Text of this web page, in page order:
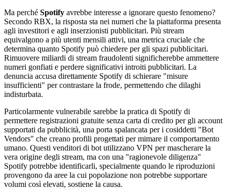
Ma perché Spotify avrebbe interesse a ignorare questo fenomeno?
Secondo RBX, la risposta sta nei numeri che la piattaforma presenta
agli investitori e agli inserzionisti pubblicitari. Più stream
equivalgono a più utenti mensili attivi, una metrica cruciale che
determina quanto Spotify può chiedere per gli spazi pubblicitari.
Rimuovere miliardi di stream fraudolenti significherebbe ammettere
numeri gonfiati e perdere significativi introiti pubblicitari. La
denuncia accusa direttamente Spotify di schierare "misure
insufficienti" per contrastare la frode, permettendo che dilaghi
indisturbata.
Particolarmente vulnerabile sarebbe la pratica di Spotify di
permettere registrazioni gratuite senza carta di credito per gli account
supportati da pubblicità, una porta spalancata per i cosiddetti "Bot
Vendors" che creano profili progettati per mimare il comportamento
umano. Questi venditori di bot utilizzano VPN per mascherare la
vera origine degli stream, ma con una "ragionevole diligenza"
Spotify potrebbe identificarli, specialmente quando le riproduzioni
provengono da aree la cui popolazione non potrebbe supportare
volumi così elevati, sostiene la causa.